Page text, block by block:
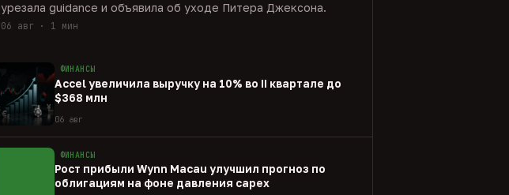
урезала guidance и объявила об уходе Питера Джексона.
06 авг · 1 мин
ФИНАНСЫ
Accel увеличила выручку на 10% во II квартале до
$368 млн
06 авг
ФИНАНСЫ
Рост прибыли Wynn Macau улучшил прогноз по
облигациям на фоне давления capex